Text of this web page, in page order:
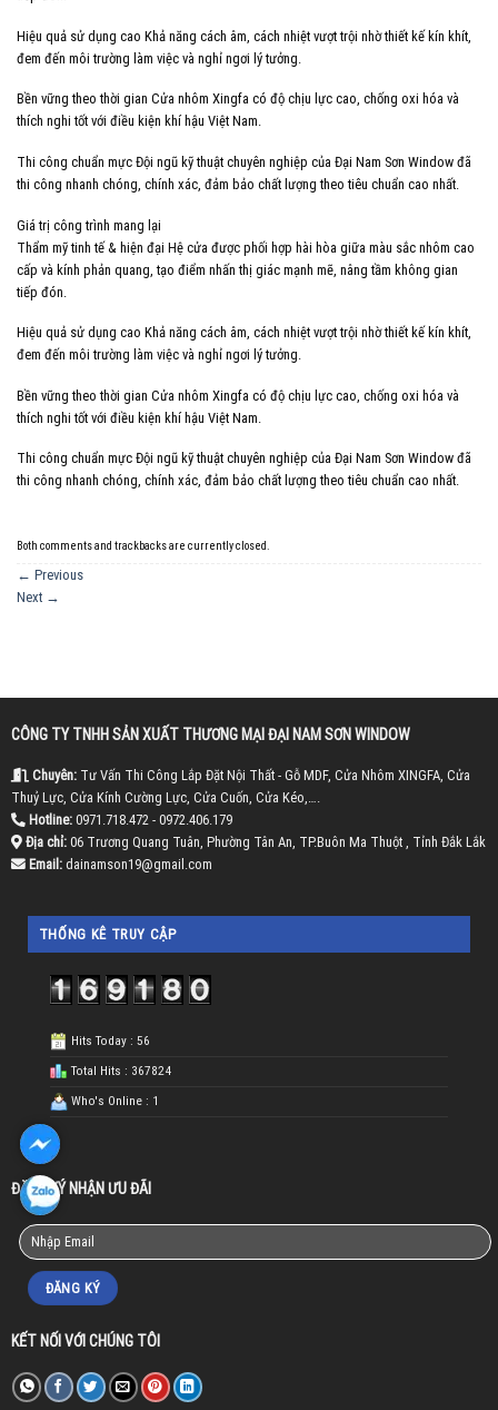
Hiệu quả sử dụng cao Khả năng cách âm, cách nhiệt vượt trội nhờ thiết kế kín khít,
đem đến môi trường làm việc và nghỉ ngơi lý tưởng.
Bền vững theo thời gian Cửa nhôm Xingfa có độ chịu lực cao, chống oxi hóa và
thích nghi tốt với điều kiện khí hậu Việt Nam.
Thi công chuẩn mực Đội ngũ kỹ thuật chuyên nghiệp của Đại Nam Sơn Window đã
thi công nhanh chóng, chính xác, đảm bảo chất lượng theo tiêu chuẩn cao nhất.
Giá trị công trình mang lại
Thẩm mỹ tinh tế & hiện đại Hệ cửa được phối hợp hài hòa giữa màu sắc nhôm cao
cấp và kính phản quang, tạo điểm nhấn thị giác mạnh mẽ, nâng tầm không gian
tiếp đón.
Hiệu quả sử dụng cao Khả năng cách âm, cách nhiệt vượt trội nhờ thiết kế kín khít,
đem đến môi trường làm việc và nghỉ ngơi lý tưởng.
Bền vững theo thời gian Cửa nhôm Xingfa có độ chịu lực cao, chống oxi hóa và
thích nghi tốt với điều kiện khí hậu Việt Nam.
Thi công chuẩn mực Đội ngũ kỹ thuật chuyên nghiệp của Đại Nam Sơn Window đã
thi công nhanh chóng, chính xác, đảm bảo chất lượng theo tiêu chuẩn cao nhất.
Both comments and trackbacks are currently closed.
← Previous
Next →
CÔNG TY TNHH SẢN XUẤT THƯƠNG MẠI ĐẠI NAM SƠN WINDOW
Chuyên:Tư Vấn Thi Công Lắp Đặt Nội Thất - Gỗ MDF, Cửa Nhôm XINGFA, Cửa
Thuỷ Lực, Cửa Kính Cường Lực, Cửa Cuốn, Cửa Kéo,….
Hotline:0971.718.472 - 0972.406.179
Địa chỉ:06 Trương Quang Tuân, Phường Tân An, TP.Buôn Ma Thuột , Tỉnh Đắk Lắk
Email:dainamson19@gmail.com
THỐNG KÊ TRUY CẬP
Hits Today : 56
Total Hits : 367824
Who's Online : 1
ĐĂNG KÝ NHẬN ƯU ĐÃI
KẾT NỐI VỚI CHÚNG TÔI